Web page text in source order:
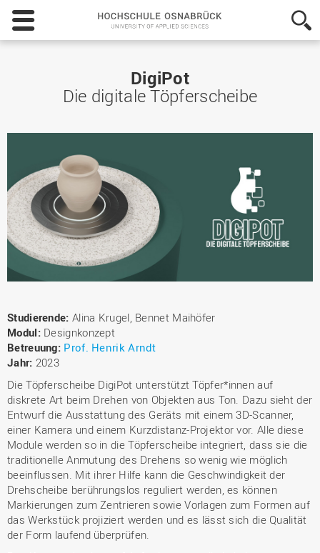
Hochschule
Osnabrück
-
Sciences
DigiPot
Die digitale Töpferscheibe
Studierende: Alina Krugel, Bennet Maihöfer
Modul:Designkonzept
Betreuung: Prof. Henrik Arndt
Jahr: 2023
Die Töpferscheibe DigiPot unterstützt Töpfer*innen auf
diskrete Art beim Drehen von Objekten aus Ton. Dazu sieht der
Entwurf die Ausstattung des Geräts mit einem 3D-Scanner,
einer Kamera und einem Kurzdistanz-Projektor vor. Alle diese
Module werden so in die Töpferscheibe integriert, dass sie die
traditionelle Anmutung des Drehens so wenig wie möglich
beeinflussen. Mit ihrer Hilfe kann die Geschwindigkeit der
Drehscheibe berührungslos reguliert werden, es können
Markierungen zum Zentrieren sowie Vorlagen zum Formen auf
das Werkstück projiziert werden und es lässt sich die Qualität
der Form laufend überprüfen.